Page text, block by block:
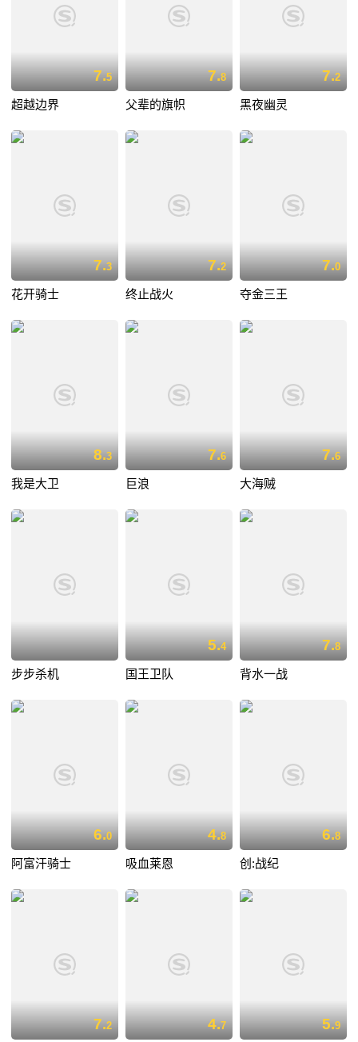
7.5
超越边界
7.8
父辈的旗帜
7.2
黑夜幽灵
7.3
花开骑士
7.2
终止战火
7.0
夺金三王
8.3
我是大卫
7.6
巨浪
7.6
大海贼
步步杀机
5.4
国王卫队
7.8
背水一战
6.0
阿富汗骑士
4.8
吸血莱恩
6.8
创:战纪
7.2 4.7 5.9